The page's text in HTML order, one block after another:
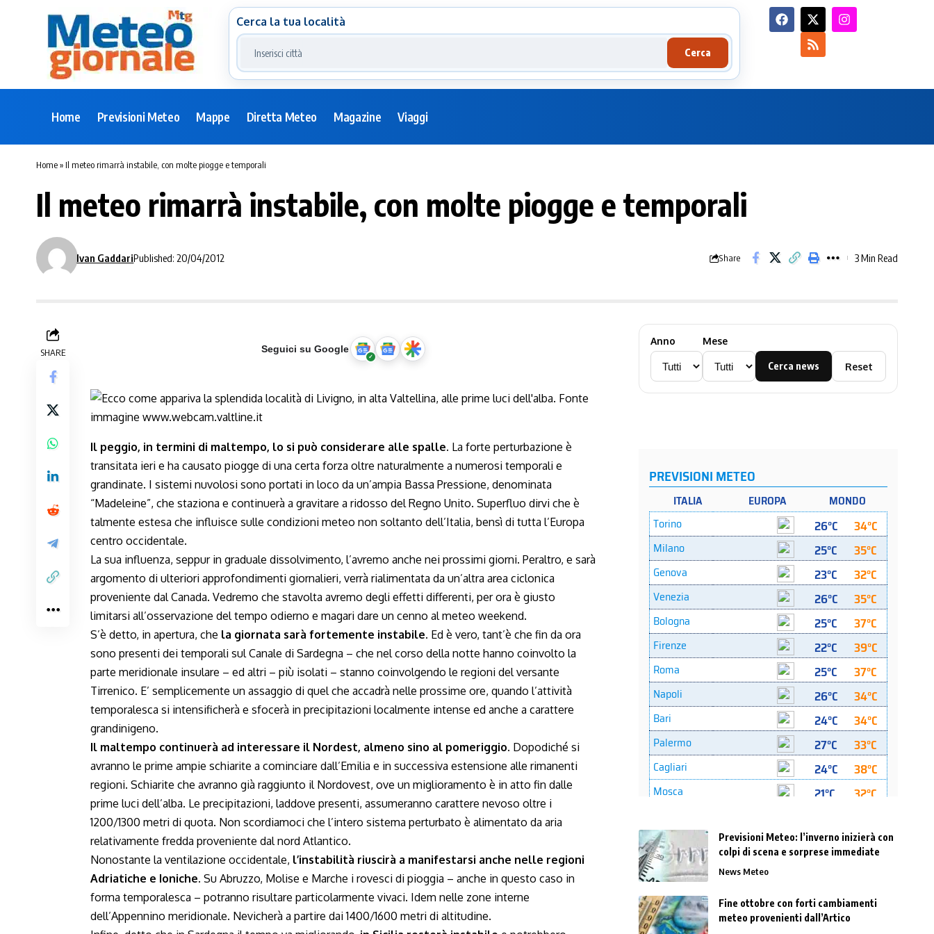
Cerca la tua località
Cerca
Home Previsioni Meteo Mappe Diretta Meteo Magazine Viaggi
Home»Il meteo rimarrà instabile, con molte piogge e temporali
Il meteo rimarrà instabile, con molte piogge e temporali
Ivan GaddariPublished: 20/04/2012 Share 3 Min Read
SHARE Seguici su Google
Il peggio, in termini di maltempo, lo si può considerare alle spalle. La forte perturbazione è
transitata ieri e ha causato piogge di una certa forza oltre naturalmente a numerosi temporali e
grandinate. I sistemi nuvolosi sono portati in loco da un’ampia Bassa Pressione, denominata
“Madeleine”, che staziona e continuerà a gravitare a ridosso del Regno Unito. Superfluo dirvi che è
talmente estesa che influisce sulle condizioni meteo non soltanto dell’Italia, bensì di tutta l’Europa
centro occidentale.
La sua influenza, seppur in graduale dissolvimento, l’avremo anche nei prossimi giorni. Peraltro, e sarà
argomento di ulteriori approfondimenti giornalieri, verrà rialimentata da un’altra area ciclonica
proveniente dal Canada. Vedremo che stavolta avremo degli effetti differenti, per ora è giusto
limitarsi all’osservazione del tempo odierno e magari dare un cenno al meteo weekend.
S’è detto, in apertura, che la giornata sarà fortemente instabile. Ed è vero, tant’è che fin da ora
sono presenti dei temporali sul Canale di Sardegna – che nel corso della notte hanno coinvolto la
parte meridionale insulare – ed altri – più isolati – stanno coinvolgendo le regioni del versante
Tirrenico. E’ semplicemente un assaggio di quel che accadrà nelle prossime ore, quando l’attività
temporalesca si intensificherà e sfocerà in precipitazioni localmente intense ed anche a carattere
grandinigeno.
Il maltempo continuerà ad interessare il Nordest, almeno sino al pomeriggio. Dopodiché si
avranno le prime ampie schiarite a cominciare dall’Emilia e in successiva estensione alle rimanenti
regioni. Schiarite che avranno già raggiunto il Nordovest, ove un miglioramento è in atto fin dalle
prime luci dell’alba. Le precipitazioni, laddove presenti, assumeranno carattere nevoso oltre i
1200/1300 metri di quota. Non scordiamoci che l’intero sistema perturbato è alimentato da aria
relativamente fredda proveniente dal nord Atlantico.
Nonostante la ventilazione occidentale, l’instabilità riuscirà a manifestarsi anche nelle regioni
Adriatiche e Ioniche. Su Abruzzo, Molise e Marche i rovesci di pioggia – anche in questo caso in
forma temporalesca – potranno risultare particolarmente vivaci. Idem nelle zone interne
dell’Appennino meridionale. Nevicherà a partire dai 1400/1600 metri di altitudine.
Anno Mese
Cerca news Reset
Previsioni Meteo: l’inverno inizierà con
colpi di scena e sorprese immediate
News Meteo
Fine ottobre con forti cambiamenti
meteo provenienti dall’Artico